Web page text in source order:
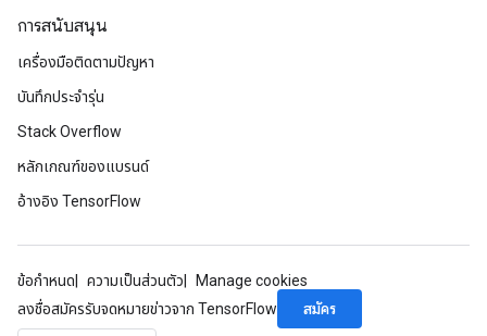
การสนับสนุน
เครื่องมือติดตามปัญหา
บันทึกประจำรุ่น
Stack Overflow
หลักเกณฑ์ของแบรนด์
อ้างอิง TensorFlow
ข้อกำหนด ความเป็นส่วนตัว
Manage cookies
ลงชื่อสมัครรับจดหมายข่าวจาก TensorFlow
สมัคร